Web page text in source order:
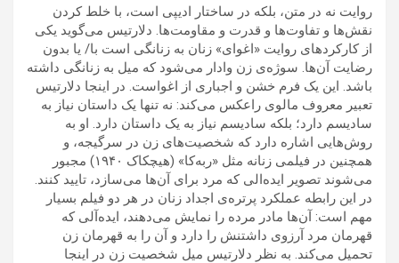
روایت نه در متن، بلکه در ساختار ادیپی است، با خلط کردن
نقش‌ها و تفاوت‌ها و قدرت و مقاومت‌ها. دلارتیس می‌گوید یکی
از کارکردهای روایت «اغوای» زنان به زنانگی است با/ یا بدون
رضایت آن‌ها. سوژه‌ی زن وادار می‌شود که میل به زنانگی داشته
باشد. این یک فرم خشن و اجباری از اغواست. در اینجا دلارتیس
تعبیر معروف مالوی راعکس می‌کند: نه تنها یک داستان نیاز به
سادیسم دارد؛ بلکه سادیسم نیاز به یک داستان دارد. او به
روش‌هایی اشاره دارد که شخصیت‌های زن در سرگیجه، و
همچنین در فیلمی زنانه مثل «ربه‌کا» (هیچکاک ۱۹۴۰) مجبور
می‌شوند تصویر ایده‌الی که مرد برای آن‌ها می‌سازد، تایید کنند.
در این رابطه عملکرد پرتره‌ی اجداد زنان در هر دو فیلم بسیار
مهم است: آن‌ها مادر مرده را نمایش می‌دهند، ایده‌آلی که
قهرمان مرد آرزوی داشتنش را دارد و آن را به قهرمان زن
تحمیل می‌کند. به نظر دلارتیس میل شخصیت زن در اینجا